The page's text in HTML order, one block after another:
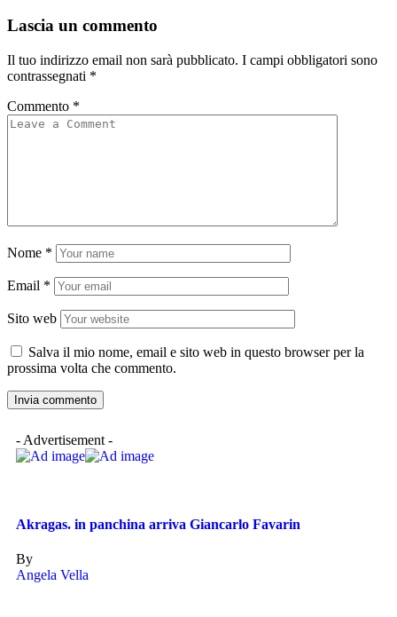
Lascia un commento
Il tuo indirizzo email non sarà pubblicato. I campi obbligatori sono
contrassegnati *
Commento *
Nome *
Email *
Sito web
Salva il mio nome, email e sito web in questo browser per la
prossima volta che commento.
- Advertisement -
Akragas. in panchina arriva Giancarlo Favarin
By
Angela Vella